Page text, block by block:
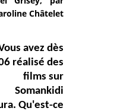
Châtelet.
avez dès
réalisé des
films sur
Somankidi
Qu'est-ce